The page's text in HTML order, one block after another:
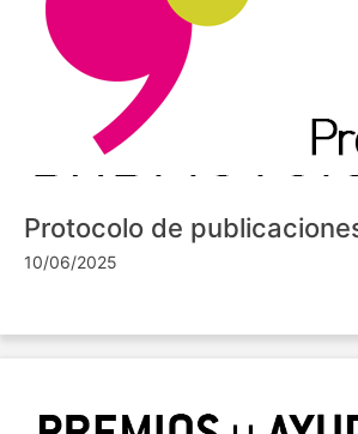
Protocolo de
10/06/2025